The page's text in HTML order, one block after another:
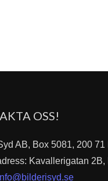
OSS!
AB, Box 5081, 200 71
Kavallerigatan 2B,